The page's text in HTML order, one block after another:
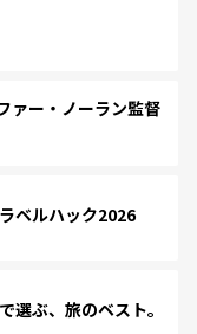
ァー・ノーラン監督
ベルハック2026
ぶ、旅のベスト。